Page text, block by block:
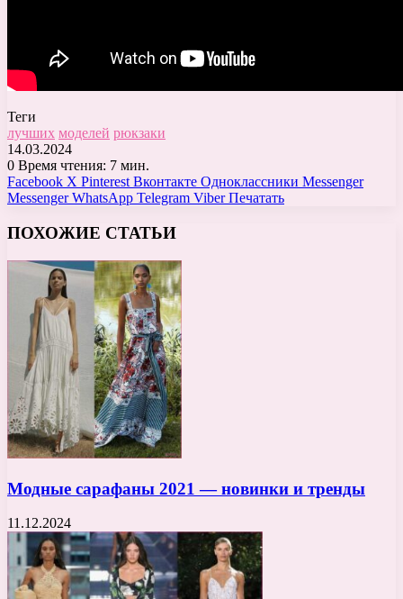
Теги
лучших моделей рюкзаки
14.03.2024
0 Время чтения: 7 мин.
Facebook X Pinterest Вконтакте Одноклассники Messenger
Messenger WhatsApp Telegram Viber Печатать
ПОХОЖИЕ СТАТЬИ
Модные сарафаны 2021 — новинки и тренды
11.12.2024